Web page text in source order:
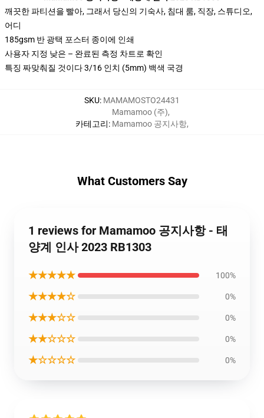
깨끗한 파티션을 빨아, 그래서 당신의 기숙사, 침대 룸, 직장, 스튜디오,
어디
185gsm 반 광택 포스터 종이에 인쇄
사용자 지정 낮은 – 완료된 측정 차트로 확인
특징 짜맞춰질 것이다 3/16 인치 (5mm) 백색 국경
SKU: MAMAMOSTO24431
카테고리:
Mamamoo (주),
Mamamoo 공지사항,
What Customers Say
1 reviews for Mamamoo 공지사항 - 태
양계 인사 2023 RB1303
★★★★★ 100%
★★★★☆ 0%
★★★☆☆ 0%
★★☆☆☆ 0%
★☆☆☆☆ 0%